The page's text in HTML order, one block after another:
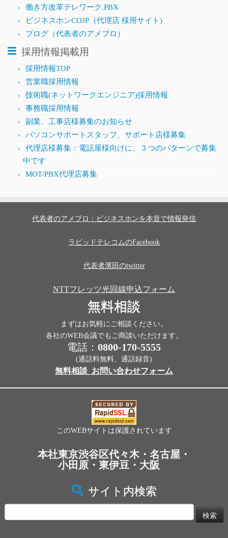
働き方改革テレワーク.PBX
ビジネスホンCOJP（代理店 様用サイト)
ブログ（代表者のアメブロ）
採用情報掲載用
採用情報TOP
営業職採用情報
技術職(ネットワークエンジニア)採用情報
事務職採用情報
副業、工事店様募集のお知らせ
パソコンサポートスタッフ、サポート店様募集
代理店様募集：電話屋様向けに、３つのパターンで募集
中です
MOT/PBX代理店募集
代表者のアメブロ：ビジネスホンを本音で情報発信
ラピッドテレコムのFacebook
代表者濱田のtwitter
NTTフレッツ光回線申込フォーム
無料相談
まずはお気軽にご相談ください。
各社のWEB会議でもご商談いただけます。
電話： 0800-170-5555
(通話料無料、通話録音)
無料相談_お問い合わせフォーム
このWEBサイトは保護されています
本社東京渋谷区代々木・名古屋・
小田原・東伊豆・大阪
サイト内検索
索: